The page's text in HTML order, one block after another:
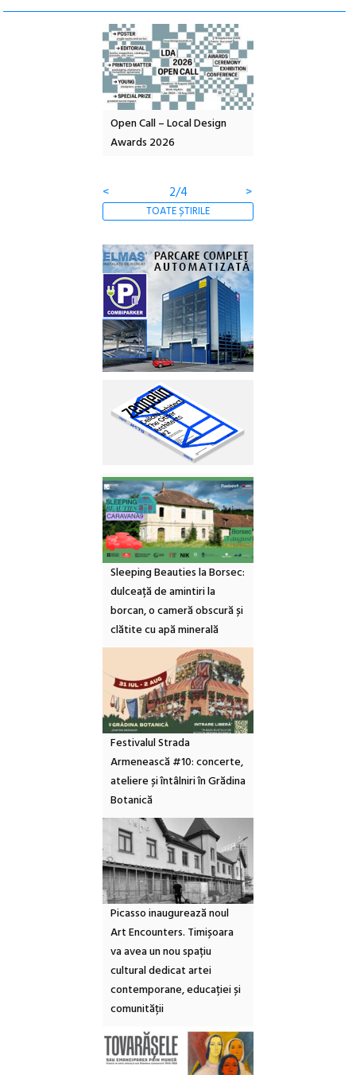
Open Call – Local Design
Awards 2026
<
2/4 >
TOATE ȘTIRILE
Sleeping Beauties la Borsec:
dulceață de amintiri la
borcan, o cameră obscură și
clătite cu apă minerală
Festivalul Strada
Armenească #10: concerte,
ateliere și întâlniri în Grădina
Botanică
Picasso inaugurează noul
Art Encounters. Timișoara
va avea un nou spațiu
cultural dedicat artei
contemporane, educației și
comunității